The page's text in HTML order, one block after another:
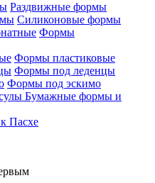
Раздвижные формы
Силиконовые формы
Формы
Формы пластиковые
Формы под леденцы
Формы под эскимо
Бумажные формы и
Пасхе